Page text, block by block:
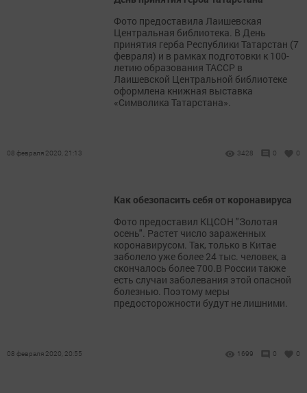
Фото предоставила Лаишевская
Центральная библиотека. В День
принятия герба Республики Татарстан (7
февраля) и в рамках подготовки к 100-
летию образования ТАССР в
Лаишевской Центральной библиотеке
оформлена книжная выставка
«Символика Татарстана».
08 февраля 2020, 21:13 3428 0 0
Как обезопасить себя от коронавируса
Фото предоставил КЦСОН "Золотая
осень". Растет число зараженных
коронавирусом. Так, только в Китае
заболело уже более 24 тыс. человек, а
скончалось более 700.В России также
есть случаи заболевания этой опасной
болезнью. Поэтому меры
предосторожности будут не лишними.
08 февраля 2020, 20:55 1699 0 0